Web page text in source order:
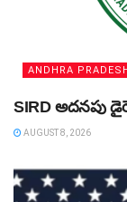
ANDHRA
SIRD అదనపు
AUGUST 8, 2026